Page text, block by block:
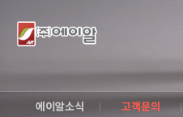
에이알소식 고객문의